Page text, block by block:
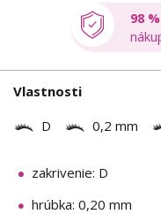
98
Vlastnosti
D 0,2 mm
zakrivenie: D
hrúbka: 0,20 mm